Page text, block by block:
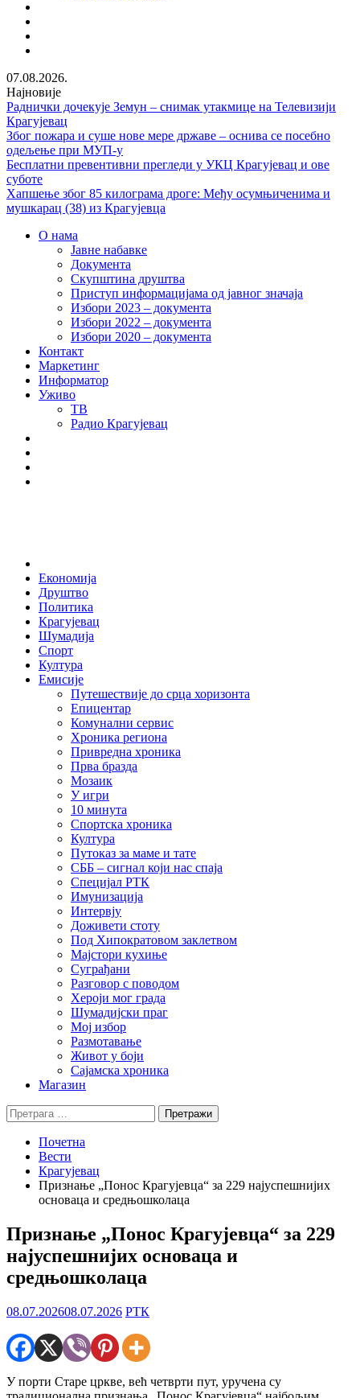
07.08.2026.
Најновије
Раднички дочекује Земун – снимак утакмице на Телевизији
Крагујевац
Због пожара и суше нове мере државе – оснива се посебно
одељење при МУП-у
Бесплатни превентивни прегледи у УКЦ Крагујевац и ове
суботе
Хапшење због 85 килограма дроге: Међу осумњиченима и
мушкарац (38) из Крагујевца
О нама
Јавне набавке
Документа
Скупштина друштва
Приступ информацијама од јавног значаја
Избори 2023 – документа
Избори 2022 – документа
Избори 2020 – документа
Контакт
Маркетинг
Информатор
Уживо
ТВ
Радио Крагујевац
Економија
Друштво
Политика
Крагујевац
Шумадија
Спорт
Култура
Емисије
Путешествије до срца хоризонта
Епицентар
Комунални сервис
Хроника региона
Привредна хроника
Прва бразда
Мозаик
У игри
10 минута
Спортска хроника
Култура
Путоказ за маме и тате
СББ – сигнал који нас спаја
Специјал РТК
Имунизација
Интервју
Доживети стоту
Под Хипократовом заклетвом
Мајстори кухиње
Суграђани
Разговор с поводом
Хероји мог града
Шумадијски праг
Мој избор
Размотавање
Живот у боји
Сајамска хроника
Магазин
Претрага
за:
Почетна
Вести
Крагујевац
Признање „Понос Крагујевца“ за 229 најуспешнијих
основаца и средњошколаца
Признање „Понос Крагујевца“ за 229
најуспешнијих основаца и
средњошколаца
08.07.202608.07.2026 РТК
У порти Старе цркве, већ четврти пут, уручена су